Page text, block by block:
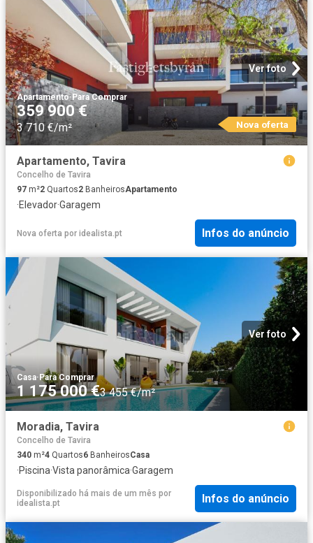
Ver foto
Apartamento·Para Comprar
359 900 €
3 710 €/m² Nova oferta
Apartamento, Tavira
Concelho de Tavira
97 m²2 Quartos2 BanheirosApartamento
·Elevador·Garagem
Nova oferta por idealista.pt Infos do anúncio
Ver foto
Casa·Para Comprar
1 175 000 €3 455 €/m²
Moradia, Tavira
Concelho de Tavira
340 m²4 Quartos6 BanheirosCasa
·Piscina·Vista panorâmica·Garagem
Disponibilizado há mais de um mês por
idealista.pt
Infos do anúncio